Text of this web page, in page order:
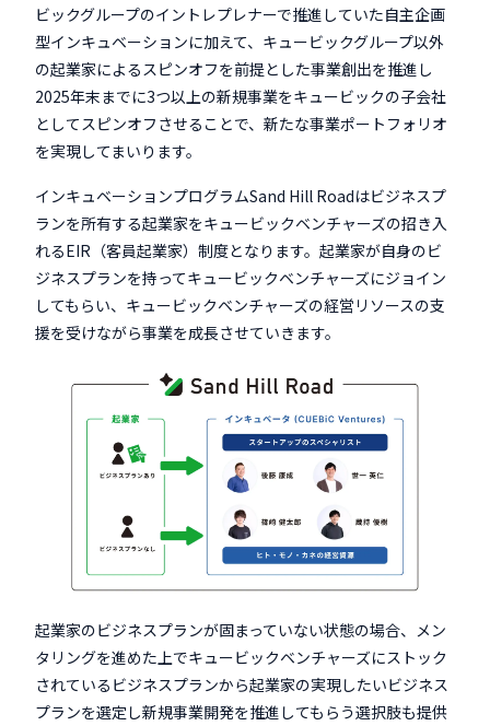
ビックグループのイントレプレナーで推進していた自主企画
型インキュベーションに加えて、キュービックグループ以外
の起業家によるスピンオフを前提とした事業創出を推進し
2025年末までに3つ以上の新規事業をキュービックの子会社
としてスピンオフさせることで、新たな事業ポートフォリオ
を実現してまいります。
インキュベーションプログラムSand Hill Roadはビジネスプ
ランを所有する起業家をキュービックベンチャーズの招き入
れるEIR（客員起業家）制度となります。起業家が自身のビ
ジネスプランを持ってキュービックベンチャーズにジョイン
してもらい、キュービックベンチャーズの経営リソースの支
援を受けながら事業を成長させていきます。
起業家のビジネスプランが固まっていない状態の場合、メン
タリングを進めた上でキュービックベンチャーズにストック
されているビジネスプランから起業家の実現したいビジネス
プランを選定し新規事業開発を推進してもらう選択肢も提供